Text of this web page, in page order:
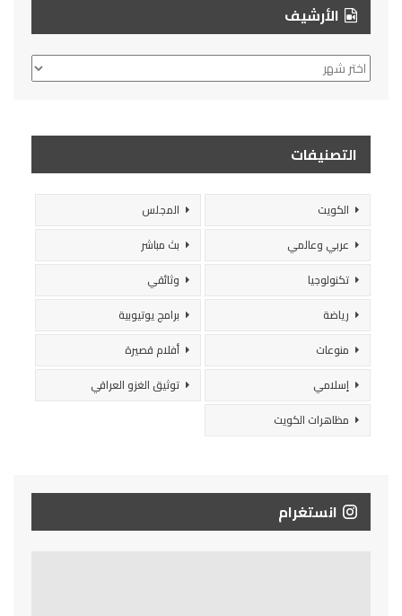
الأرشيف
الأرشيف
التصنيفات
الكويت
المجلس
عربي وعالمي
بث مباشر
تكنولوجيا
وثائقي
رياضة
برامج يوتيوبية
منوعات
أفلام قصيرة
إسلامي
توثيق الغزو العراقي
مظاهرات الكويت
انستغرام